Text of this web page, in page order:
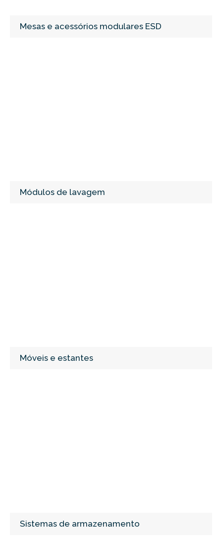
Mesas e acessórios modulares ESD
Módulos de lavagem
Móveis e estantes
Sistemas de armazenamento